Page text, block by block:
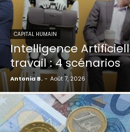
CAPITAL HUMAIN
Intelligence
travail : 4 scénarios
Antonia B. - Août 7, 2026